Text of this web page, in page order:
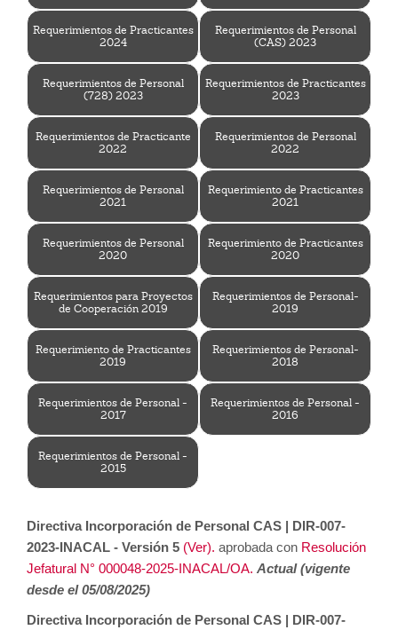
Requerimientos de Practicantes
2024
Requerimientos de Personal
(CAS) 2023
Requerimientos de Personal
(728) 2023
Requerimientos de Practicantes
2023
Requerimientos de Practicante
2022
Requerimientos de Personal
2022
Requerimientos de Personal
2021
Requerimiento de Practicantes
2021
Requerimientos de Personal
2020
Requerimiento de Practicantes
2020
Requerimientos para Proyectos
de Cooperación 2019
Requerimientos de Personal-
2019
Requerimiento de Practicantes
2019
Requerimientos de Personal-
2018
Requerimientos de Personal -
2017
Requerimientos de Personal -
2016
Requerimientos de Personal -
2015
Directiva Incorporación de Personal CAS | DIR-007-
2023-INACAL - Versión 5 (Ver). aprobada con Resolución
Jefatural N° 000048-2025-INACAL/OA. Actual (vigente
desde el 05/08/2025)
Directiva Incorporación de Personal CAS | DIR-007-